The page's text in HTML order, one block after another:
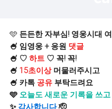
🩵 든든한 자부심! 영웅시대
🍧 임영웅 + 응원 댓글
🍧 ♡ 하트 ♡ 꼭! 꼭!
🍧 15초이상머물러주시고
🍧 카톡 공유 부탁드려요
🩵 오늘도 새로운 기록을 쓰
✨️ 감사합니다🫡